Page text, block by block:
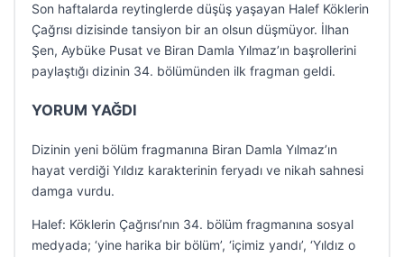
Son haftalarda reytinglerde düşüş yaşayan Halef Köklerin
Çağrısı dizisinde tansiyon bir an olsun düşmüyor. İlhan
Şen, Aybüke Pusat ve Biran Damla Yılmaz’ın başrollerini
paylaştığı dizinin 34. bölümünden ilk fragman geldi.
YORUM YAĞDI
Dizinin yeni bölüm fragmanına Biran Damla Yılmaz’ın
hayat verdiği Yıldız karakterinin feryadı ve nikah sahnesi
damga vurdu.
Halef: Köklerin Çağrısı’nın 34. bölüm fragmanına sosyal
medyada; ‘yine harika bir bölüm’, ‘içimiz yandı’, ‘Yıldız o